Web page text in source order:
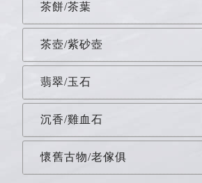
茶餅/茶葉
茶壺/紫砂壺
翡翠/玉石
沉香/雞血石
懷舊古物/老傢俱